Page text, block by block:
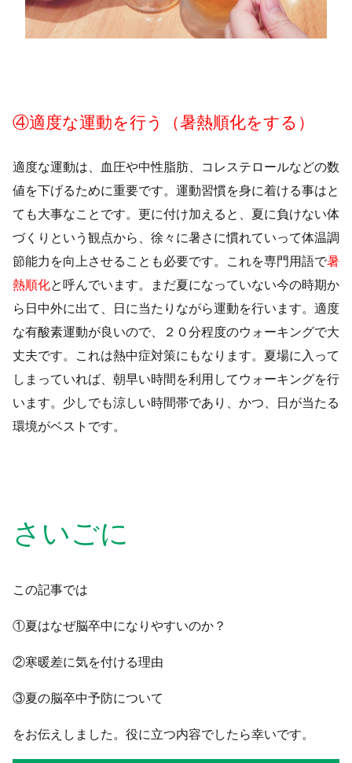
④適度な運動を行う（暑熱順化をする）
適度な運動は、血圧や中性脂肪、コレステロールなどの数
値を下げるために重要です。運動習慣を身に着ける事はと
ても大事なことです。更に付け加えると、夏に負けない体
づくりという観点から、徐々に暑さに慣れていって体温調
節能力を向上させることも必要です。これを専門用語で暑
熱順化と呼んでいます。まだ夏になっていない今の時期か
ら日中外に出て、日に当たりながら運動を行います。適度
な有酸素運動が良いので、２０分程度のウォーキングで大
丈夫です。これは熱中症対策にもなります。夏場に入って
しまっていれば、朝早い時間を利用してウォーキングを行
います。少しでも涼しい時間帯であり、かつ、日が当たる
環境がベストです。
さいごに
この記事では
①夏はなぜ脳卒中になりやすいのか？
②寒暖差に気を付ける理由
③夏の脳卒中予防について
をお伝えしました。役に立つ内容でしたら幸いです。